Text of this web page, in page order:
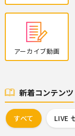
アーカイブ動画
新着コンテンツ
すべて LIVE